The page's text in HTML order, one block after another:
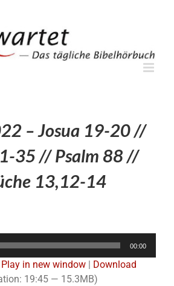
– Josua 19-20 //
35 // Psalm 88 //
13,12-14
Audio-
00:00
Play in new window|
Download
19:45 — 15.3MB)